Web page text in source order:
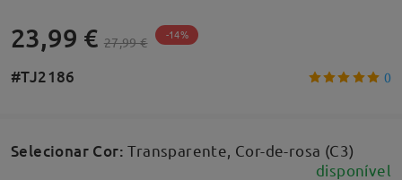
23,99 € 27,99 € -14%
#TJ2186 0
Selecionar Cor:Transparente, Cor-de-rosa (C3)
disponível